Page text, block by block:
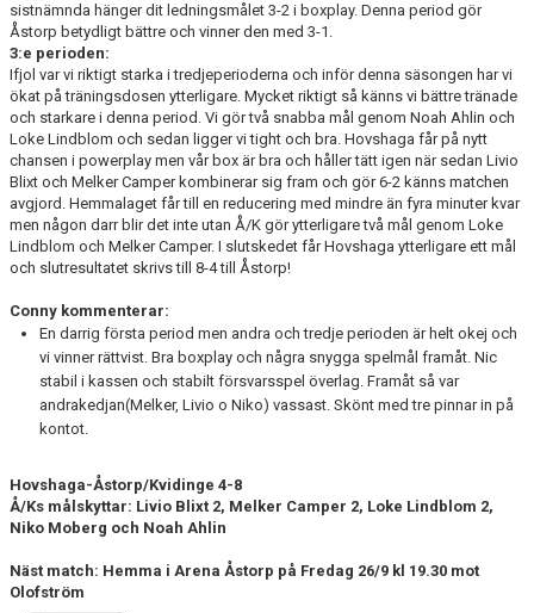
sistnämnda hänger dit ledningsmålet 3-2 i boxplay. Denna period gör
Åstorp betydligt bättre och vinner den med 3-1.
3:e perioden:
Ifjol var vi riktigt starka i tredjeperioderna och inför denna säsongen har vi
ökat på träningsdosen ytterligare. Mycket riktigt så känns vi bättre tränade
och starkare i denna period. Vi gör två snabba mål genom Noah Ahlin och
Loke Lindblom och sedan ligger vi tight och bra. Hovshaga får på nytt
chansen i powerplay men vår box är bra och håller tätt igen när sedan Livio
Blixt och Melker Camper kombinerar sig fram och gör 6-2 känns matchen
avgjord. Hemmalaget får till en reducering med mindre än fyra minuter kvar
men någon darr blir det inte utan Å/K gör ytterligare två mål genom Loke
Lindblom och Melker Camper. I slutskedet får Hovshaga ytterligare ett mål
och slutresultatet skrivs till 8-4 till Åstorp!
Conny kommenterar:
En darrig första period men andra och tredje perioden är helt okej och
vi vinner rättvist. Bra boxplay och några snygga spelmål framåt. Nic
stabil i kassen och stabilt försvarsspel överlag. Framåt så var
andrakedjan(Melker, Livio o Niko) vassast. Skönt med tre pinnar in på
kontot.
Hovshaga-Åstorp/Kvidinge 4-8
Å/Ks målskyttar: Livio Blixt 2, Melker Camper 2, Loke Lindblom 2,
Niko Moberg och Noah Ahlin
Näst match: Hemma i Arena Åstorp på Fredag 26/9 kl 19.30 mot
Olofström